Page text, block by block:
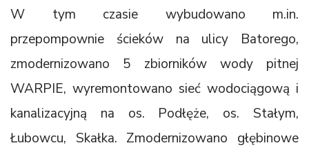
W tym czasie wybudowano m.in.
przepompownie ścieków na ulicy Batorego,
zmodernizowano 5 zbiorników wody pitnej
WARPIE, wyremontowano sieć wodociągową i
kanalizacyjną na os. Podłęże, os. Stałym,
Łubowcu, Skałka. Zmodernizowano głębinowe